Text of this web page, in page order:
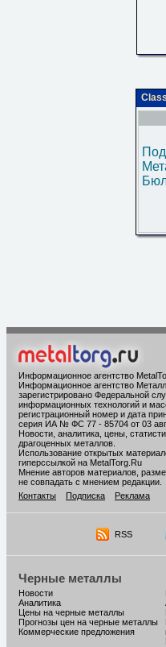
Информационное агентство
Информационное агентство
зарегистрировано Федеральной
информационных технологий и
регистрационный номер и дата
серия ИА № ФС 77 - 85704 от 03
Новости, аналитика, цены,
драгоценных металлов.
Использование открытых
гиперссылкой на MetalTorg.Ru
Мнение авторов материалов,
не совпадать с мнением редакции.
Контакты
Подписка Реклама
RSS
Черные металлы
Новости
Аналитика
Цены на черные металлы
Прогнозы цен на черные металлы
Коммерческие предложения